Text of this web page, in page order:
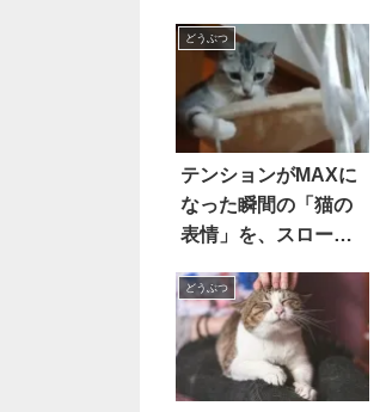
どうぶつ
テンションがMAXに
なった瞬間の「猫の
表情」を、スロー再
果！？
どうぶつ